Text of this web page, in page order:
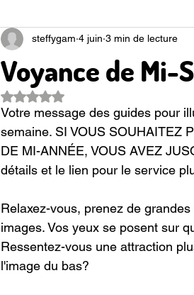
Voyance de Mi-
steffygam 4 juin 3 min de lecture
Noté NaN étoiles sur 5.
Votre message des guides pour
semaine. SI VOUS SOUHAITEZ
DE MI-ANNÉE, VOUS AVEZ
détails et le lien pour le service
Relaxez-vous, prenez de
images. Vos yeux se posent sur
Ressentez-vous une attraction
l'image du bas?